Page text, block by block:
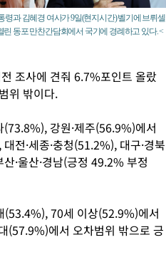
령과 김혜경 여사가 9일(현지시간) 벨기에 브뤼셀
린 동포 만찬간담회에서 국기에 경례하고 있다. <
조사에 견줘 6.7%포인트 올랐
위 밖이다.
강원·제주(56.9%)에서
전·세종·충청(51.2%), 대구·경북
·울산·경남(긍정 49.2% 부정
70세 이상(52.9%)에서
(57.9%)에서 오차범위 밖으로 긍